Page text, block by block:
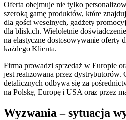
Oferta obejmuje nie tylko
szeroką gamę produktów, które
dla gości weselnych, gadżety
dla bliskich. Wieloletnie
na elastyczne dostosowywanie oferty
każdego Klienta.
Firma prowadzi sprzedaż w Europie
jest realizowana przez dystrybutorów.
detalicznych odbywa się za
na Polskę, Europę i USA oraz przez
Wyzwania – sytuacja